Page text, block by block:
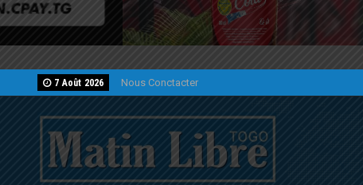
7 Août 2026 Nous Conctacter